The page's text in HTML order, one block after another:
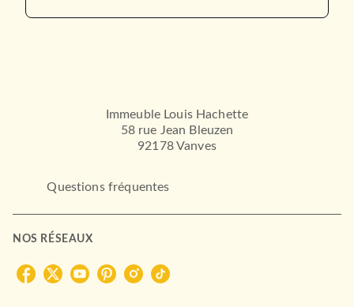
Immeuble Louis Hachette
58 rue Jean Bleuzen
92178 Vanves
Questions fréquentes
NOS RÉSEAUX